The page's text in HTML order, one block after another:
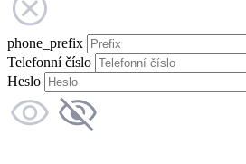
phone_prefix
Telefonní číslo
Heslo